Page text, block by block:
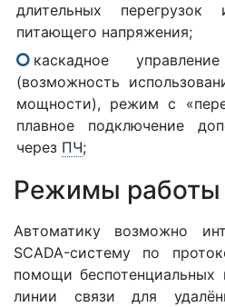
длительных
питающего напряжения;
каскадное
(возможность
мощности), режим с
плавное подключение
через ПЧ;
Режимы работы
Автоматику возможно
SCADA-систему по
помощи беспотенциальных
линии связи для